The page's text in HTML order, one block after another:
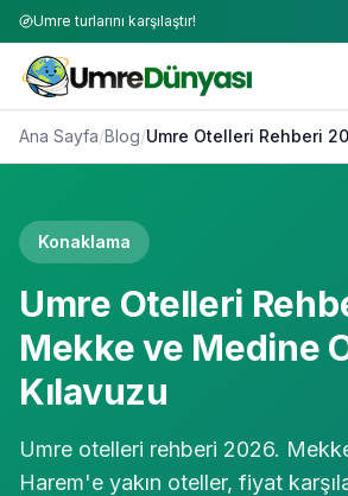
Umre turlarını karşılaştır!
Ana Sayfa/Blog/
Konaklama
Umre Otelleri
Mekke ve Medine
Kılavuzu
Umre otelleri rehberi 2026.
Harem'e yakın oteller, fiyat